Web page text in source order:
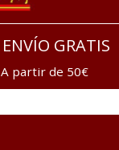
ENVÍO GRATIS
A partir de 50€